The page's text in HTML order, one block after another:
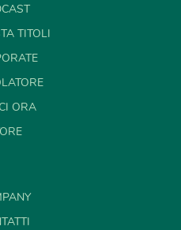
TITOLI
ORA